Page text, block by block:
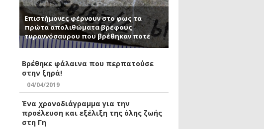
Επιστήμονες φέρνουν στο φως τα
πρώτα απολιθώματα βρέφους
τυραννόσαυρου που βρέθηκαν ποτέ
Βρέθηκε φάλαινα που περπατούσε
στην ξηρά!
04/04/2019
Ένα χρονοδιάγραμμα για την
προέλευση και εξέλιξη της όλης ζωής
στη Γη